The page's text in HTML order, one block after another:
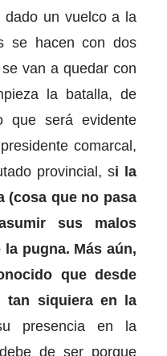
dado un vuelco a la
se hacen con dos
van a quedar con
la batalla, de
que será evidente
comarcal,
provincial, si la
(cosa que no pasa
sus malos
pugna. Más aún,
que desde
tan siquiera en la
presencia en la
de ser porque